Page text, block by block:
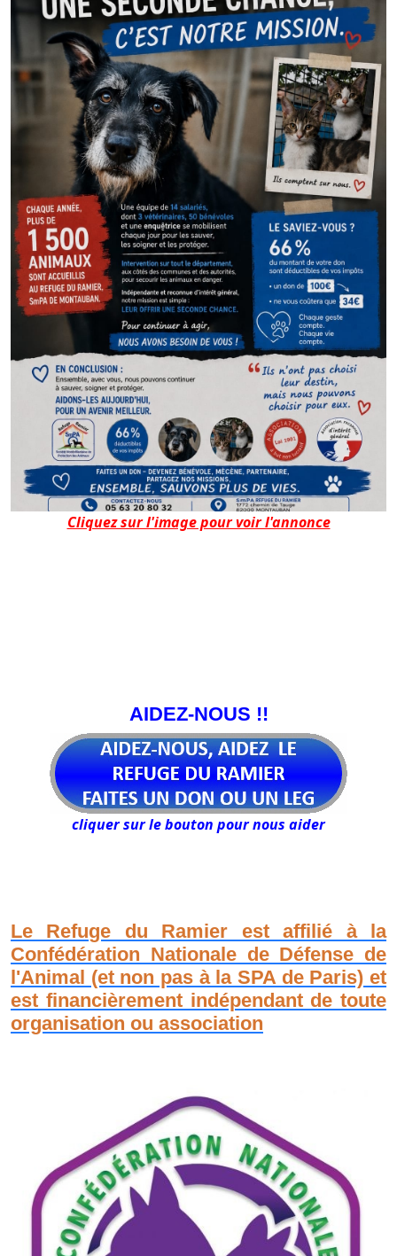
Cliquez sur l'image pour voir l'annonce
AIDEZ-NOUS !!
cliquer sur le bouton pour nous aider
Le Refuge du Ramier est affilié à la
Confédération Nationale de Défense de
l'Animal (et non pas à la SPA de Paris) et
est financièrement indépendant de toute
organisation ou association